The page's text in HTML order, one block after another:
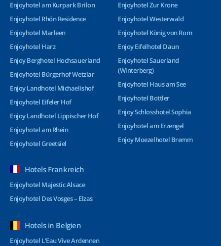
Enjoyhotel am Kurpark Brilon
Enjoyhotel Rhön Residence
Enjoyhotel Marleen
Enjoyhotel Harz
Enjoy Berghotel Hochsauerland
Enjoyhotel Bürgerhof Wetzlar
Enjoy Landhotel Michaelishof
Enjoyhotel Eifeler Hof
Enjoy Landhotel Lippischer Hof
Enjoyhotel am Rhein
Enjoyhotel Greetsiel
Enjoyhotel Zur Krone
Enjoyhotel Westerwald
Enjoyhotel König von Rom
Enjoy Eifelhotel Daun
Enjoyhotel Sauerland
(Winterberg)
Enjoyhotel Haus am See
Enjoyhotel Bottler
Enjoy Schlosshotel Sophia
Enjoyhotel am Erzengel
Enjoy Moezelhotel Bremm
Hotels Frankreich
Enjoyhotel Majestic Alsace
Enjoyhotel Des Vosges – Elzas
Hotels in Belgien
Enjoyhotel L’Eau Vive Ardennen